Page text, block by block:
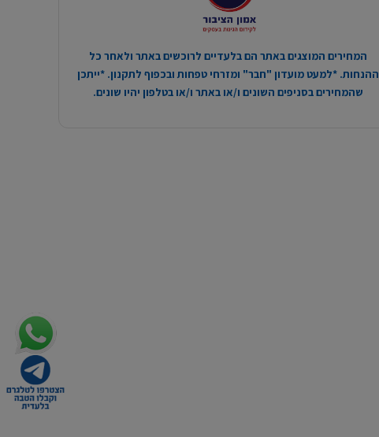
המחירים המוצגים באתר הם בלעדיים לרוכשים באתר ולאחר כל
ההנחות. *למעט מועדון "חבר" ומזרחי טפחות ובכפוף לתקנון. *ייתכן
שהמחירים בסניפים השונים ו/או באתר ו/או בטלפון יהיו שונים.